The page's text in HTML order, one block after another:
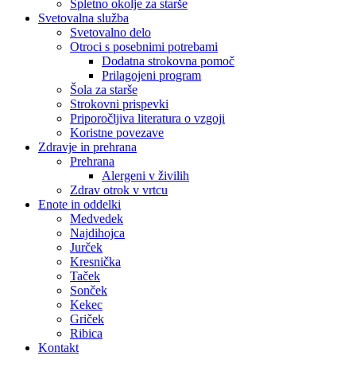
Spletno okolje za starše
Svetovalna služba
Svetovalno delo
Otroci s posebnimi potrebami
Dodatna strokovna pomoč
Prilagojeni program
Šola za starše
Strokovni prispevki
Priporočljiva literatura o vzgoji
Koristne povezave
Zdravje in prehrana
Prehrana
Alergeni v živilih
Zdrav otrok v vrtcu
Enote in oddelki
Medvedek
Najdihojca
Jurček
Kresnička
Taček
Sonček
Kekec
Griček
Ribica
Kontakt